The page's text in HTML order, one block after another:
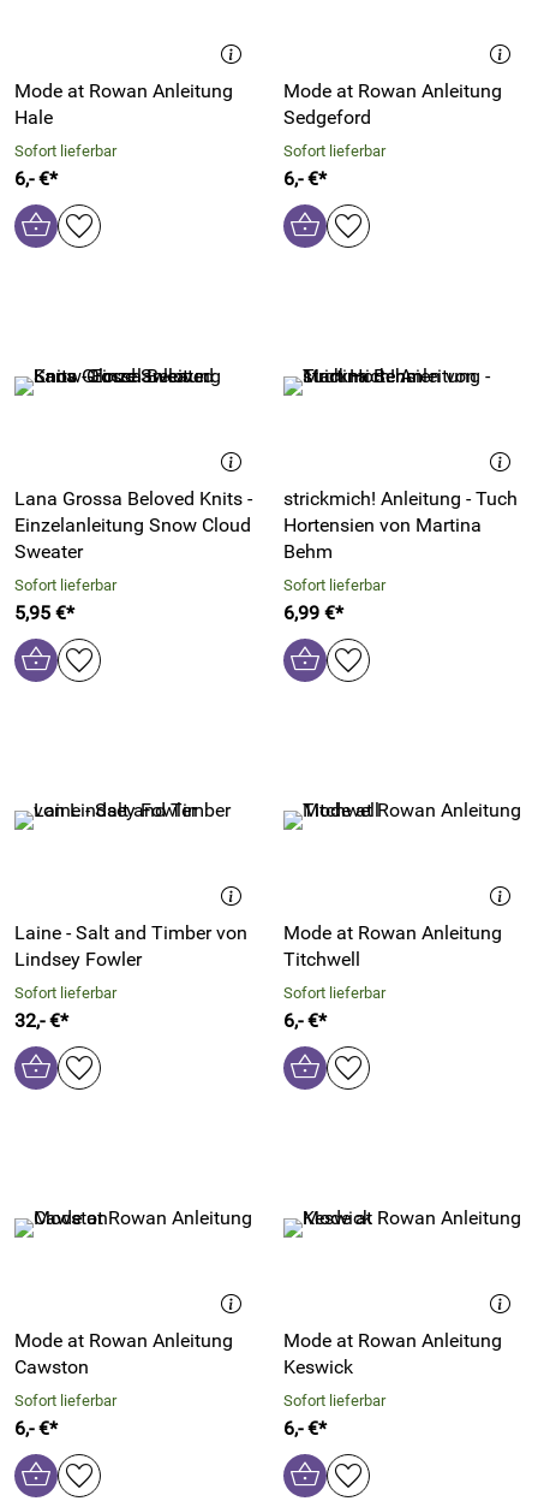
Mode at Rowan Anleitung
Hale
Sofort lieferbar
6,- €*
Mode at Rowan Anleitung
Sedgeford
Sofort lieferbar
6,- €*
Lana Grossa Beloved Knits -
Einzelanleitung Snow Cloud
Sweater
Sofort lieferbar
5,95 €*
strickmich! Anleitung - Tuch
Hortensien von Martina
Behm
Sofort lieferbar
6,99 €*
Laine - Salt and Timber von
Lindsey Fowler
Sofort lieferbar
32,- €*
Mode at Rowan Anleitung
Titchwell
Sofort lieferbar
6,- €*
Mode at Rowan Anleitung
Cawston
Sofort lieferbar
6,- €*
Mode at Rowan Anleitung
Keswick
Sofort lieferbar
6,- €*